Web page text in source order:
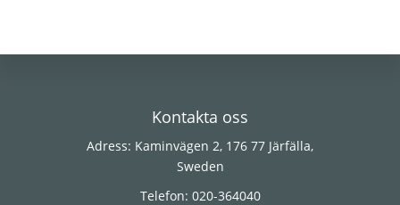
Kontakta oss
Adress: Kaminvägen 2, 176 77 Järfälla,
Sweden
Telefon: 020-364040